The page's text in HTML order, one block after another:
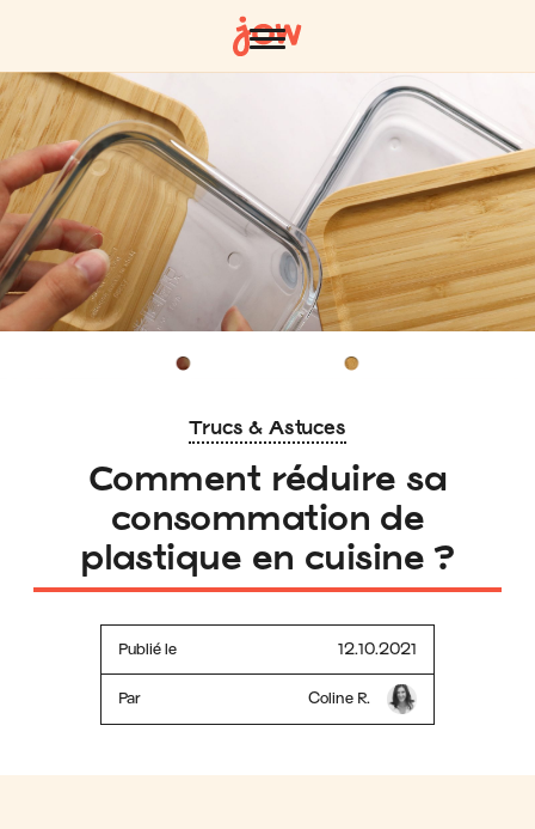
Trucs & Astuces
Comment réduire sa
consommation de
plastique en cuisine ?
Publié le 12.10.2021
Par Coline R.